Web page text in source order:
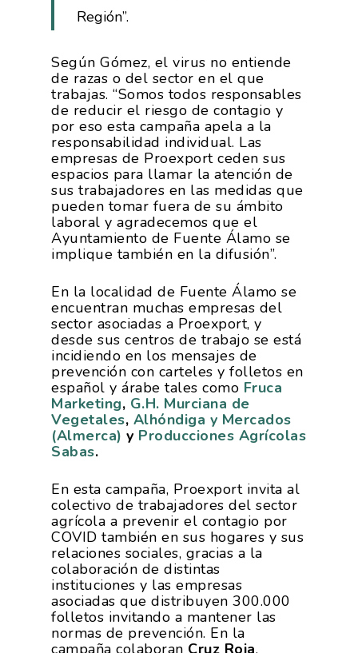
Región”.
Según Gómez, el virus no entiende
de razas o del sector en el que
trabajas. “Somos todos responsables
de reducir el riesgo de contagio y
por eso esta campaña apela a la
responsabilidad individual. Las
empresas de Proexport ceden sus
espacios para llamar la atención de
sus trabajadores en las medidas que
pueden tomar fuera de su ámbito
laboral y agradecemos que el
Ayuntamiento de Fuente Álamo se
implique también en la difusión”.
En la localidad de Fuente Álamo se
encuentran muchas empresas del
sector asociadas a Proexport, y
desde sus centros de trabajo se está
incidiendo en los mensajes de
prevención con carteles y folletos en
español y árabe tales como Fruca
Marketing, G.H. Murciana de
Vegetales, Alhóndiga y Mercados
(Almerca) y Producciones Agrícolas
Sabas.
En esta campaña, Proexport invita al
colectivo de trabajadores del sector
agrícola a prevenir el contagio por
COVID también en sus hogares y sus
relaciones sociales, gracias a la
colaboración de distintas
instituciones y las empresas
asociadas que distribuyen 300.000
folletos invitando a mantener las
normas de prevención. En la
campaña colaboran Cruz Roja,
La Asociación
Nosotros
Empresas